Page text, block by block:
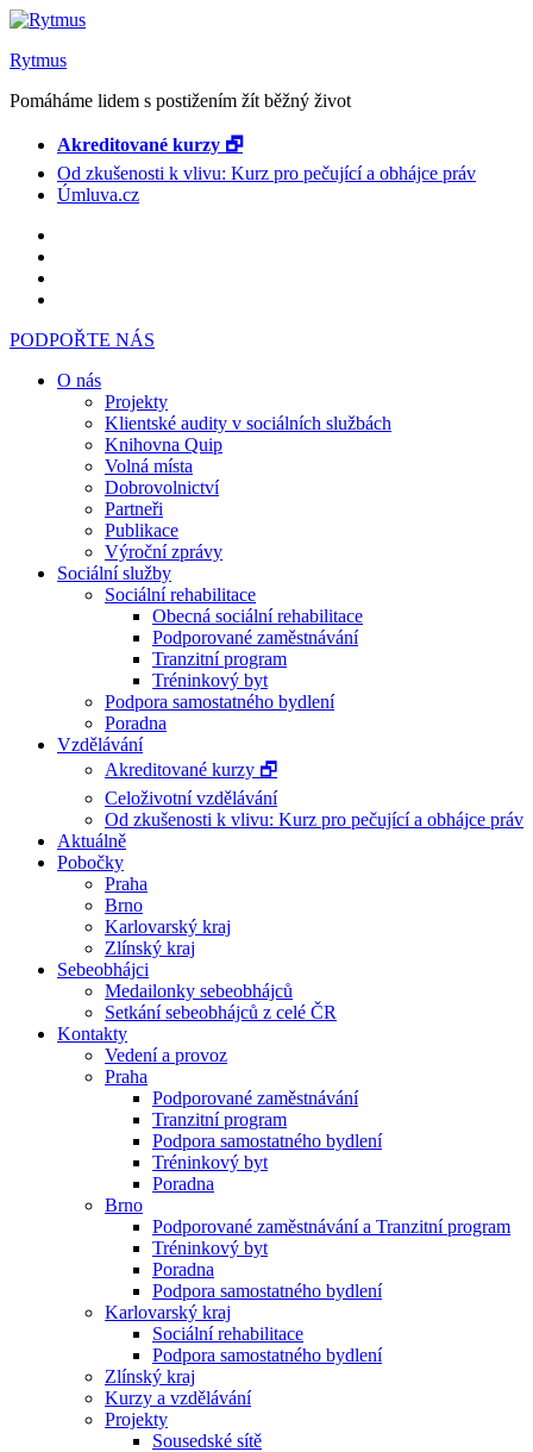
Rytmus
Pomáháme lidem s postižením žít běžný život
Akreditované kurzy 🗗
Od zkušenosti k vlivu: Kurz pro pečující a obhájce práv
Úmluva.cz
PODPOŘTE NÁS
O nás
Projekty
Klientské audity v sociálních službách
Knihovna Quip
Volná místa
Dobrovolnictví
Partneři
Publikace
Výroční zprávy
Sociální služby
Sociální rehabilitace
Obecná sociální rehabilitace
Podporované zaměstnávání
Tranzitní program
Tréninkový byt
Podpora samostatného bydlení
Poradna
Vzdělávání
Akreditované kurzy 🗗
Celoživotní vzdělávání
Od zkušenosti k vlivu: Kurz pro pečující a obhájce práv
Aktuálně
Pobočky
Praha
Brno
Karlovarský kraj
Zlínský kraj
Sebeobhájci
Medailonky sebeobhájců
Setkání sebeobhájců z celé ČR
Kontakty
Vedení a provoz
Praha
Podporované zaměstnávání
Tranzitní program
Podpora samostatného bydlení
Tréninkový byt
Poradna
Brno
Podporované zaměstnávání a Tranzitní program
Tréninkový byt
Poradna
Podpora samostatného bydlení
Karlovarský kraj
Sociální rehabilitace
Podpora samostatného bydlení
Zlínský kraj
Kurzy a vzdělávání
Projekty
Sousedské sítě